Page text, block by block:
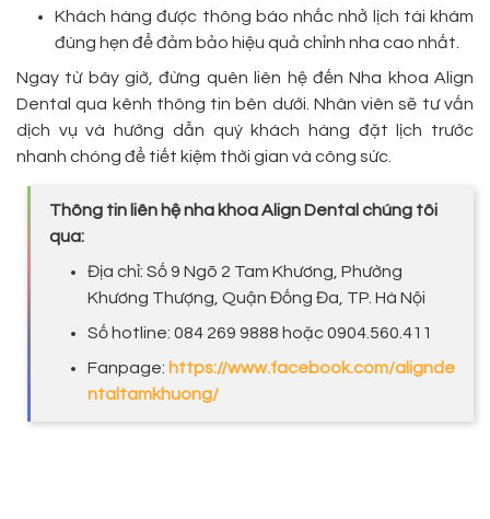
Khách hàng được thông báo nhắc nhở lịch tái khám
đúng hẹn để đảm bảo hiệu quả chỉnh nha cao nhất.
Ngay từ bây giờ, đừng quên liên hệ đến Nha khoa Align
Dental qua kênh thông tin bên dưới. Nhân viên sẽ tư vấn
dịch vụ và hướng dẫn quý khách hàng đặt lịch trước
nhanh chóng để tiết kiệm thời gian và công sức.
Thông tin liên hệ nha khoa Align Dental chúng tôi
qua:
Địa chỉ: Số 9 Ngõ 2 Tam Khương, Phường
Khương Thượng, Quận Đống Đa, TP. Hà Nội
Số hotline: 084 269 9888 hoặc 0904.560.411
Fanpage: https://www.facebook.com/alignde
ntaltamkhuong/